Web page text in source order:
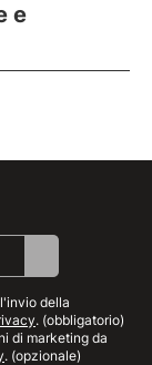
e
della
. (obbligatorio)
di marketing da
. (opzionale)